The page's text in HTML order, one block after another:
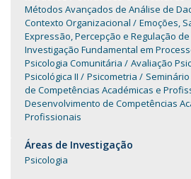
Métodos Avançados de Análise de
Contexto Organizacional
Emoções,
Expressão, Percepção e Regulação de
Investigação Fundamental em
Psicologia Comunitária
Avaliação
Psicológica II
Psicometria
de Competências Académicas e
Desenvolvimento de Competências
Profissionais
Áreas de Investigação
Psicologia